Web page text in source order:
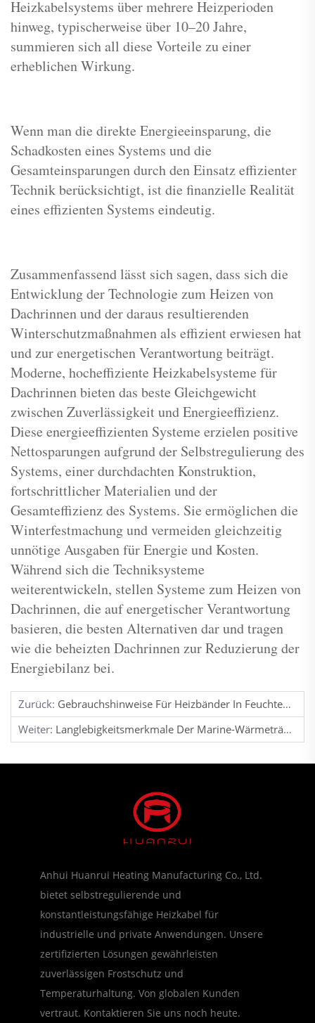
Heizkabelsystems über mehrere Heizperioden
hinweg, typischerweise über 10–20 Jahre,
summieren sich all diese Vorteile zu einer
erheblichen Wirkung.
Wenn man die direkte Energieeinsparung, die
Schadkosten eines Systems und die
Gesamteinsparungen durch den Einsatz effizienter
Technik berücksichtigt, ist die finanzielle Realität
eines effizienten Systems eindeutig.
Zusammenfassend lässt sich sagen, dass sich die
Entwicklung der Technologie zum Heizen von
Dachrinnen und der daraus resultierenden
Winterschutzmaßnahmen als effizient erwiesen hat
und zur energetischen Verantwortung beiträgt.
Moderne, hocheffiziente Heizkabelsysteme für
Dachrinnen bieten das beste Gleichgewicht
zwischen Zuverlässigkeit und Energieeffizienz.
Diese energieeffizienten Systeme erzielen positive
Nettosparungen aufgrund der Selbstregulierung des
Systems, einer durchdachten Konstruktion,
fortschrittlicher Materialien und der
Gesamteffizienz des Systems. Sie ermöglichen die
Winterfestmachung und vermeiden gleichzeitig
unnötige Ausgaben für Energie und Kosten.
Während sich die Techniksysteme
weiterentwickeln, stellen Systeme zum Heizen von
Dachrinnen, die auf energetischer Verantwortung
basieren, die besten Alternativen dar und tragen
wie die beheizten Dachrinnen zur Reduzierung der
Energiebilanz bei.
Zurück: Gebrauchshinweise Für Heizbänder In Feuchten Umgebungen
Weiter: Langlebigkeitsmerkmale Der Marine-Wärmeträgertechnik Für Raue Meeresumgebungen
Anhui Huanrui Heating Manufacturing Co., Ltd.
bietet selbstregulierende und
konstantleistungsfähige Heizkabel für
industrielle und private Anwendungen. Unsere
zertifizierten Lösungen gewährleisten
zuverlässigen Frostschutz und
Temperaturhaltung. Von globalen Kunden
vertraut. Kontaktieren Sie uns noch heute.